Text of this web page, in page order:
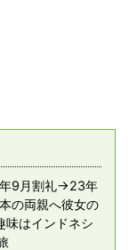
9月割礼→23年
の両親へ彼女の
はインドネシ